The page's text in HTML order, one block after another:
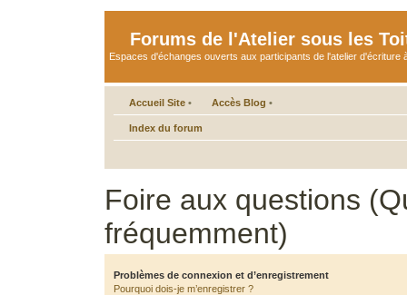
Forums de l'Atelier sous les
Espaces d'échanges ouverts aux participants de l'atelier d'écriture
Accueil Site • Accès Blog •
Index du forum
Foire aux questions
fréquemment)
Problèmes de connexion et d’enregistrement
Pourquoi dois-je m’enregistrer ?